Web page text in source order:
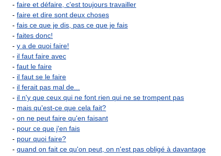
- faire et défaire, c'est toujours travailler
- faire et dire sont deux choses
- fais ce que je dis, pas ce que je fais
- faites donc!
- y a de quoi faire!
- il faut faire avec
- faut le faire
- il faut se le faire
- il ferait pas mal de...
- il n'y que ceux qui ne font rien qui ne se trompent pas
- mais qu'est-ce que cela fait?
- on ne peut faire qu'en faisant
- pour ce que j'en fais
- pour quoi faire?
- quand on fait ce qu'on peut, on n'est pas obligé à davantage